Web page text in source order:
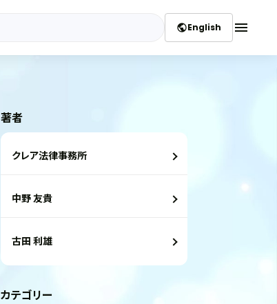
publicEnglish menu
著者
クレア法律事務所
中野 友貴
古田 利雄
カテゴリー